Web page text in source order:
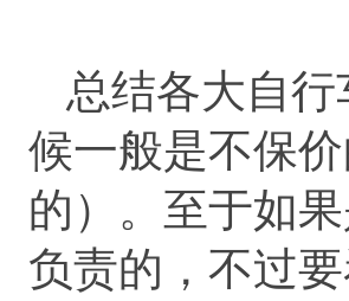
总结各大自
候一般是不保
的）。至于如
负责的，不过